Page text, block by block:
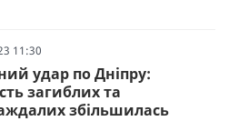
11:30
удар по Дніпру:
загиблих та
збільшилась